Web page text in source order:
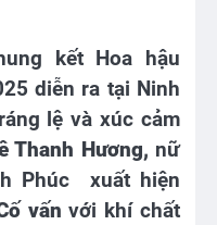
kết Hoa hậu
diễn ra tại Ninh
lệ và xúc cảm
Thanh Hương, nữ
Phúc xuất hiện
vấn với khí chất